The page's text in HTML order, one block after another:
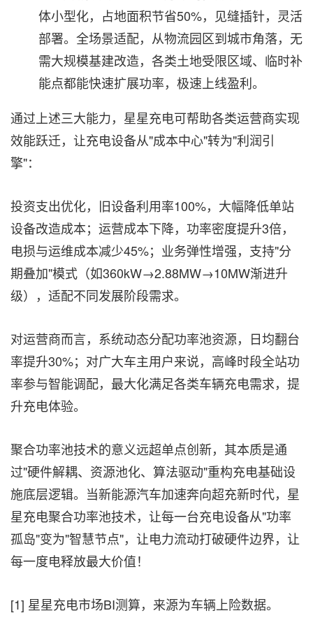
体小型化，占地面积节省50%，见缝插针，灵活
部署。全场景适配，从物流园区到城市角落，无
需大规模基建改造，各类土地受限区域、临时补
能点都能快速扩展功率，极速上线盈利。
通过上述三大能力，星星充电可帮助各类运营商实现
效能跃迁，让充电设备从"成本中心"转为"利润引
擎"：
投资支出优化，旧设备利用率100%，大幅降低单站
设备改造成本；运营成本下降，功率密度提升3倍，
电损与运维成本减少45%；业务弹性增强，支持"分
期叠加"模式（如360kW→2.88MW→10MW渐进升
级），适配不同发展阶段需求。
对运营商而言，系统动态分配功率池资源，日均翻台
率提升30%；对广大车主用户来说，高峰时段全站功
率参与智能调配，最大化满足各类车辆充电需求，提
升充电体验。
聚合功率池技术的意义远超单点创新，其本质是通
过"硬件解耦、资源池化、算法驱动"重构充电基础设
施底层逻辑。当新能源汽车加速奔向超充新时代，星
星充电聚合功率池技术，让每一台充电设备从"功率
孤岛"变为"智慧节点"，让电力流动打破硬件边界，让
每一度电释放最大价值！
[1] 星星充电市场BI测算，来源为车辆上险数据。